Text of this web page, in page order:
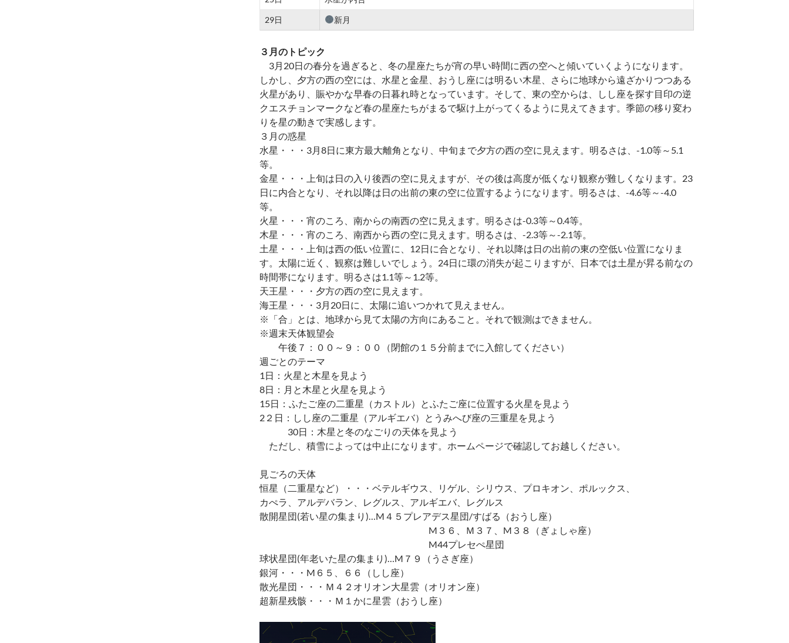
29日 新月
３月のトピック
3月20日の春分を過ぎると、冬の星座たちが宵の早い時間に西の空へと傾いていくようになります。
しかし、夕方の西の空には、水星と金星、おうし座には明るい木星、さらに地球から遠ざかりつつある
火星があり、賑やかな早春の日暮れ時となっています。そして、東の空からは、しし座を探す目印の逆
クエスチョンマークなど春の星座たちがまるで駆け上がってくるように見えてきます。季節の移り変わ
りを星の動きで実感します。
３月の惑星
水星・・・3月8日に東方最大離角となり、中旬まで夕方の西の空に見えます。明るさは、-1.0等～5.1
等。
金星・・・上旬は日の入り後西の空に見えますが、その後は高度が低くなり観察が難しくなります。23
日に内合となり、それ以降は日の出前の東の空に位置するようになります。明るさは、-4.6等～-4.0
等。
火星・・・宵のころ、南からの南西の空に見えます。明るさは-0.3等～0.4等。
木星・・・宵のころ、南西から西の空に見えます。明るさは、-2.3等～-2.1等。
土星・・・上旬は西の低い位置に、12日に合となり、それ以降は日の出前の東の空低い位置になりま
す。太陽に近く、観察は難しいでしょう。24日に環の消失が起こりますが、日本では土星が昇る前なの
時間帯になります。明るさは1.1等～1.2等。
天王星・・・夕方の西の空に見えます。
海王星・・・3月20日に、太陽に追いつかれて見えません。
※「合」とは、地球から見て太陽の方向にあること。それで観測はできません。
※週末天体観望会
午後７：００～９：００（閉館の１５分前までに入館してください）
週ごとのテーマ
1日：火星と木星を見よう
8日：月と木星と火星を見よう
15日：ふたご座の二重星（カストル）とふたご座に位置する火星を見よう
2２日：しし座の二重星（アルギエバ）とうみへび座の三重星を見よう
30日：木星と冬のなごりの天体を見よう
ただし、積雪によっては中止になります。ホームページで確認してお越しください。
見ごろの天体
恒星（二重星など）・・・ベテルギウス、リゲル、シリウス、プロキオン、ポルックス、
カぺラ、アルデバラン、レグルス、アルギエバ、レグルス
散開星団(若い星の集まり)…M４５プレアデス星団/すばる（おうし座）
M３６、Ｍ３７、M３８（ぎょしゃ座）
M44プレセぺ星団
球状星団(年老いた星の集まり)…M７９（うさぎ座）
銀河・・・M６５、６６（しし座）
散光星団・・・Ｍ４２オリオン大星雲（オリオン座）
超新星残骸・・・Ｍ１かに星雲（おうし座）